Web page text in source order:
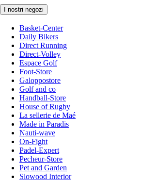
I nostri negozi
Basket-Center
Daily Bikers
Direct Running
Direct-Volley
Espace Golf
Foot-Store
Galoppostore
Golf and co
Handball-Store
House of Rugby
La sellerie de Maé
Made in Paradis
Nauti-wave
On-Fight
Padel-Expert
Pecheur-Store
Pet and Garden
Slowood Interior